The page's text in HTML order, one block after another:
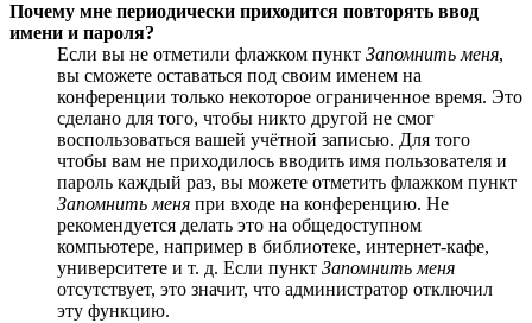
Почему мне периодически приходится повторять ввод
имени и пароля?
Если вы не отметили флажком пункт Запомнить меня,
вы сможете оставаться под своим именем на
конференции только некоторое ограниченное время. Это
сделано для того, чтобы никто другой не смог
воспользоваться вашей учётной записью. Для того
чтобы вам не приходилось вводить имя пользователя и
пароль каждый раз, вы можете отметить флажком пункт
Запомнить меня при входе на конференцию. Не
рекомендуется делать это на общедоступном
компьютере, например в библиотеке, интернет-кафе,
университете и т. д. Если пункт Запомнить меня
отсутствует, это значит, что администратор отключил
эту функцию.